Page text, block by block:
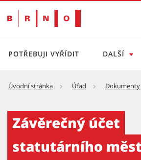
POTŘEBUJI VYŘÍDIT DALŠÍ
Úvodní stránka Úřad
Závěrečný účet
statutárního